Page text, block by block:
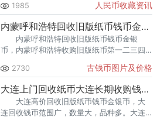
瞻德城迅速走红人民币收藏市场。
1985 人民币收藏资讯
内蒙呼和浩特回收旧版纸币钱币金银币，内蒙呼和浩特收购连体钞
内蒙呼和浩特回收旧版纸币钱币金银
币，内蒙呼和浩特收购旧版纸币第一二三四
浩特高价回收旧版人民币\老版人民币\旧版纸
币钱币，除
2730 古钱币图片及价格
大连上门回收纸币大连长期收购钱币金银币纪念钞
大连高价回收旧版纸币钱币金银币，大
连回收钱币范围广，数量大，品种多。大连